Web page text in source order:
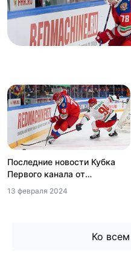
Наш онлайн-сервис
канала по сниженным ценам. В
на хоккейный турнир и на
Благодаря этому каждый
занятие по интересам.
площадке, которые приведут
надолго.
Кубок Первого канала по
прямо на наших глазах
Кубок Первого канала по
это время стал одним из
проводимых под эгидой ИИХФ.
В разное время турнир носил
знакомится с хоккеем.
Последние новости Кубка
Первого канала от
13.02.2024
13 февраля 2024
Ко